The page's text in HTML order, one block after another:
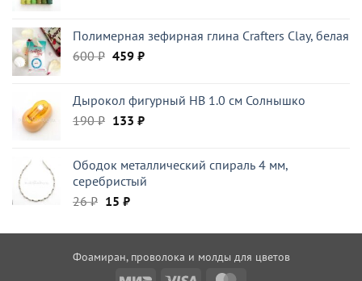
522 ₽.
Полимерная зефирная глина Crafters Clay, белая
600₽ Первоначальная
600 ₽.
459 ₽Текущая
Дырокол фигурный HB 1.0 см Солнышко
190₽ Первоначальная
190 ₽.
133 ₽Текущая
Ободок металлический спираль 4 мм,
серебристый
26₽ Первоначальная
составляла
15 ₽Текущая
15 ₽.
Фоамиран, проволока и молды для цветов